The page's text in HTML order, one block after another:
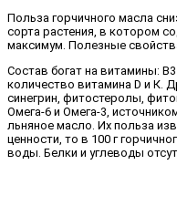
Польза горчичного масла
сорта растения, в котором
максимум. Полезные
Состав богат на витамины:
количество витамина D и К.
синегрин, фитостеролы,
Омега-6 и Омега-3,
льняное масло. Их польза
ценности, то в 100 г
воды. Белки и углеводы